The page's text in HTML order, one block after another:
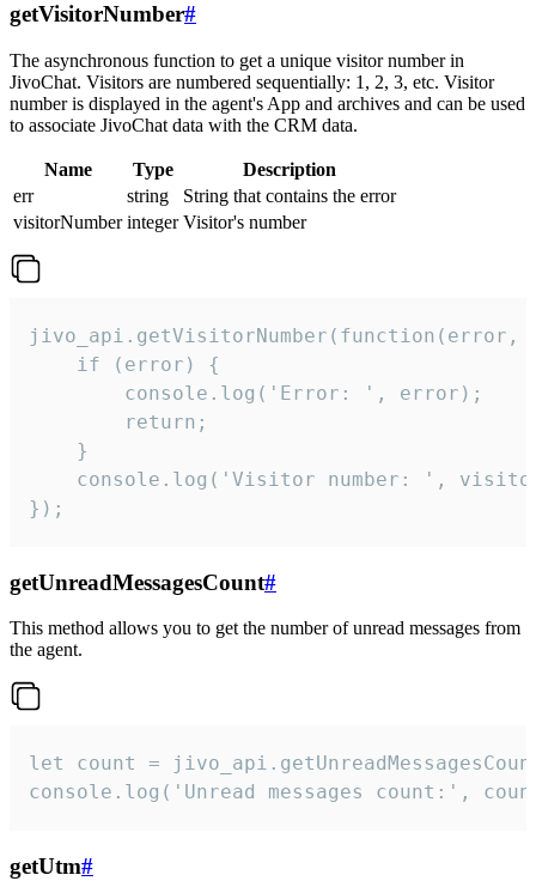
getVisitorNumber#
The asynchronous function to get a unique visitor number in
JivoChat. Visitors are numbered sequentially: 1, 2, 3, etc. Visitor
number is displayed in the agent's App and archives and can be used
to associate JivoChat data with the CRM data.
Name Type
Description
err
string
String that contains the error
visitorNumber integer Visitor's number
jivo_api.getVisitorNumber(function(error,
    if (error) {
        console.log('Error: ', error);
        return;
    }
console.log('Visitor number: ',
});
getUnreadMessagesCount#
This method allows you to get the number of unread messages from
the agent.
let count =
console.log('Unread messages count:',
getUtm#